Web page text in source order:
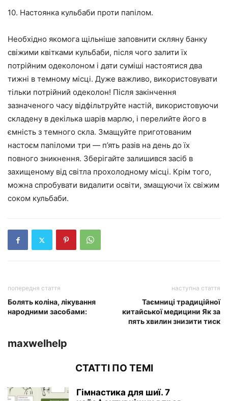
10. Настоянка кульбаби проти папілом.
Необхідно якомога щільніше заповнити скляну банку
свіжими квітками кульбаби, після чого залити їх
потрійним одеколоном і дати суміші настоятися два
тижні в темному місці. Дуже важливо, використовувати
тільки потрійний одеколон! Після закінчення
зазначеного часу відфільтруйте настій, використовуючи
складену в декілька шарів марлю, і перелийте його в
ємність з темного скла. Змащуйте приготованим
настоєм папіломи три — п’ять разів на день до їх
повного зникнення. Зберігайте залишився засіб в
захищеному від світла прохолодному місці. Крім того,
можна спробувати видалити освіти, змащуючи їх свіжим
соком кульбаби.
попередня стаття
Болять коліна, лікування
народними засобами:
наступна стаття
Таємниці традиційної
китайської медицини Як за
пять хвилин знизити тиск
maxwelhelp
СТАТТІ ПО ТЕМІ
Гімнастика для шиї. 7